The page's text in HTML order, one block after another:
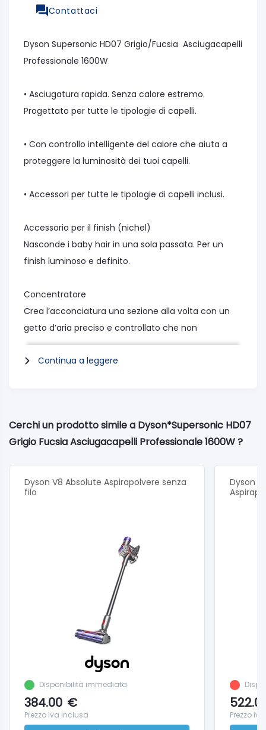
Contattaci
Dyson Supersonic HD07 Grigio/Fucsia Asciugacapelli
Professionale 1600W
• Asciugatura rapida. Senza calore estremo.
Progettato per tutte le tipologie di capelli.
• Con controllo intelligente del calore che aiuta a
proteggere la luminosità dei tuoi capelli.
• Accessori per tutte le tipologie di capelli inclusi.
Accessorio per il finish (nichel)
Nasconde i baby hair in una sola passata. Per un
finish luminoso e definito.
Concentratore
Crea l’acconciatura una sezione alla volta con un
getto d’aria preciso e controllato che non
interferisce con il resto dei capelli.
l’effetto crespo e migliora la definizione dei ricci.
Per uno styling veloce per capelli fini e delicati.
districante aiuta a lisciare i capelli mentre si
asciugano o a dare forma e volume.
Continua a leggere
Cerchi un prodotto simile a Dyson*Supersonic HD07
Grigio Fucsia Asciugacapelli Professionale 1600W ?
Dyson V8 Absolute Aspirapolvere senza
filo
Disponibilità immediata
384.00 €
Prezzo iva inclusa
Dyson
Prezzo